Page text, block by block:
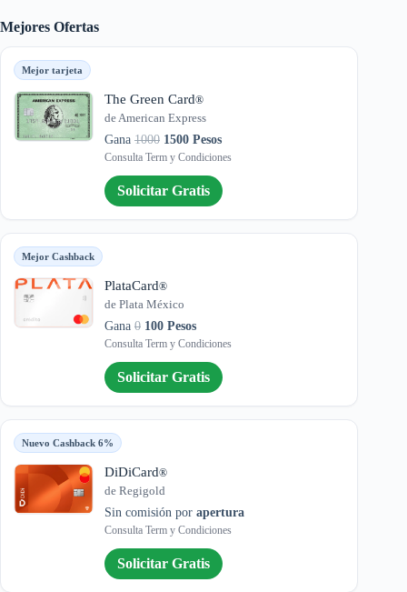
Mejores Ofertas
Mejor tarjeta
The Green Card®
de American Express
Gana 1000 1500 Pesos
Consulta Term y Condiciones
Solicitar Gratis
Mejor Cashback
PlataCard®
de Plata México
Gana 0 100 Pesos
Consulta Term y Condiciones
Solicitar Gratis
Nuevo Cashback 6%
DiDiCard®
de Regigold
Sin comisión por apertura
Consulta Term y Condiciones
Solicitar Gratis